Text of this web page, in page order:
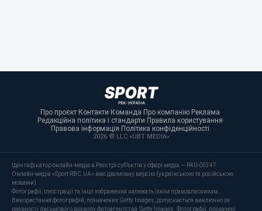
Про проєкт·Контакти·Команда·Про компанію·Реклама·
Редакційна політика і стандарти·Правила користування·
Правова інформація·Політика конфіденційності·
2026 © LLC «UBT MEDIA»
Ідентифікатор онлайн-медіа в Реєстрі суб’єктів у сфері медіа — R40-05347
Онлайн-медіа «Sport RBC.UA» має двомовну версію (українською та російською
мовами).
Фотографії, ілюстрації та інші зображення належать їхнім правовласникам.
Використання фотографій, позначених Getty Images, допускається виключно за
наявності письмового дозволу фотоагентства Getty Images. Фотографії, позначені